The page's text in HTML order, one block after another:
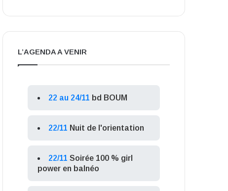
L’AGENDA A VENIR
22 au 24/11 bd BOUM
22/11 Nuit de l'orientation
22/11 Soirée 100 % girl
power en balnéo